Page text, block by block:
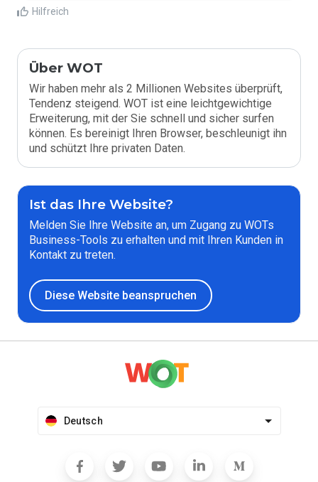
Hilfreich
Über WOT
Wir haben mehr als 2 Millionen Websites überprüft,
Tendenz steigend. WOT ist eine leichtgewichtige
Erweiterung, mit der Sie schnell und sicher surfen
können. Es bereinigt Ihren Browser, beschleunigt ihn
und schützt Ihre privaten Daten.
Ist das Ihre Website?
Melden Sie Ihre Website an, um Zugang zu WOTs
Business-Tools zu erhalten und mit Ihren Kunden in
Kontakt zu treten.
Diese Website beanspruchen
Deutsch